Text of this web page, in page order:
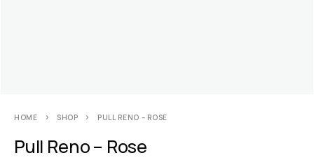
HOME SHOP PULL RENO – ROSE
Pull Reno – Rose